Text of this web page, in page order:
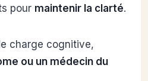
pour maintenir la clarté.
charge cognitive,
ou un médecin du